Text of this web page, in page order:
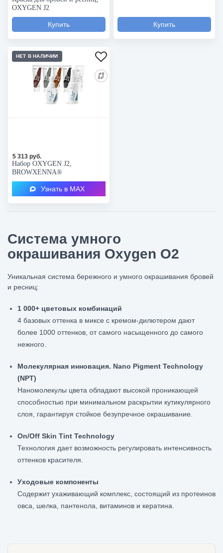
OXYGEN J2
НЕТ В НАЛИЧИИ
Набор OXYGEN J2,
BROWXENNA®
5 313 руб.
Система умного
окрашивания Oxygen O2
Уникальная система бережного и умного окрашивания бровей
и ресниц:
1 000+ цветовых комбинаций
4 базовых оттенка в миксе с кремом-дилютером дают
более 1000 оттенков, от самого насыщенного до самого
нежного.
Молекулярная инновация. Nano Pigment Technology
(NPT)
Наномолекулы цвета обладают высокой проникающей
способностью при минимальном раскрытии кутикулярного
слоя, гарантируя стойкое безупречное окрашивание.
On/Off Skin Tint Technology
Технология дает возможность регулировать интенсивность
оттенков красителя.
Уходовые компоненты
Содержит ухаживающий комплекс, состоящий из протеинов
овса, шелка, пантенола, витаминов и кератина.